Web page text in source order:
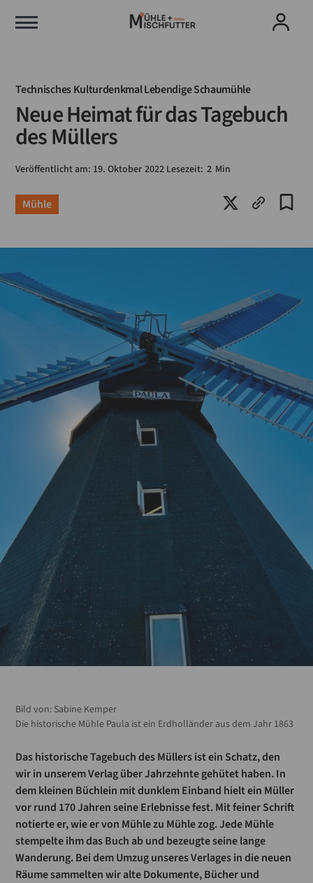
Technisches Kulturdenkmal Lebendige Schaumühle
Neue Heimat für das Tagebuch
des Müllers
Veröffentlicht am: 19.Oktober 2022 Lesezeit: 2 Min
Mühle
Bild von: Sabine Kemper
Die historische Mühle Paula ist ein Erdholländer aus dem Jahr 1863
Das historische Tagebuch des Müllers ist ein Schatz, den
wir in unserem Verlag über Jahrzehnte gehütet haben. In
dem kleinen Büchlein mit dunklem Einband hielt ein Müller
vor rund 170 Jahren seine Erlebnisse fest. Mit feiner Schrift
notierte er, wie er von Mühle zu Mühle zog. Jede Mühle
stempelte ihm das Buch ab und bezeugte seine lange
Wanderung. Bei dem Umzug unseres Verlages in die neuen
Räume sammelten wir alte Dokumente, Bücher und